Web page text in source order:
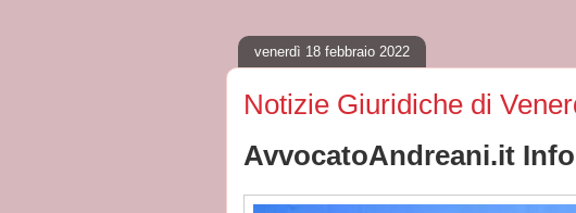
venerdì 18 febbraio 2022
Notizie Giuridiche di
AvvocatoAndreani.it